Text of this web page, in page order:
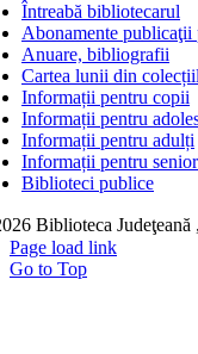
Întreabă bibliotecarul
Abonamente publicaţii
Anuare, bibliografii
Cartea lunii din
Informații pentru copii
Informații pentru
Informații pentru adulți
Informații pentru
Biblioteci publice
Biblioteca Judeţeană
Page load link
Go to Top